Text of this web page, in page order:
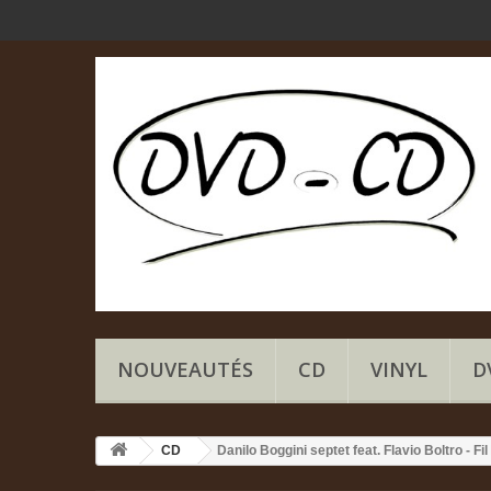
NOUVEAUTÉS CD VINYL
CD Danilo Boggini septet feat. Flavio Boltro - Fil